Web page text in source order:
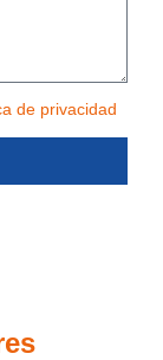
de privacidad